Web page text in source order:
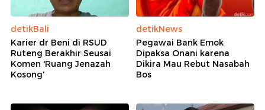
detikBali
Karier dr Beni di RSUD
Ruteng Berakhir Seusai
Komen 'Ruang Jenazah
Kosong'
detikNews
Pegawai Bank Emok
Dipaksa Onani karena
Dikira Mau Rebut Nasabah
Bos